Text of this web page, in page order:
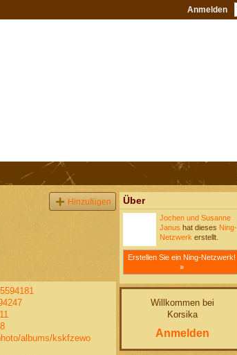
Anmelden
Hinzufügen
albums/kskfzewo
Über
Jochen und Susanne
Janus hat dieses Ning-
Netzwerk erstellt.
Erstellen Sie ein Ning-Netzwerk!
»
Willkommen bei
Korsika
Anmelden